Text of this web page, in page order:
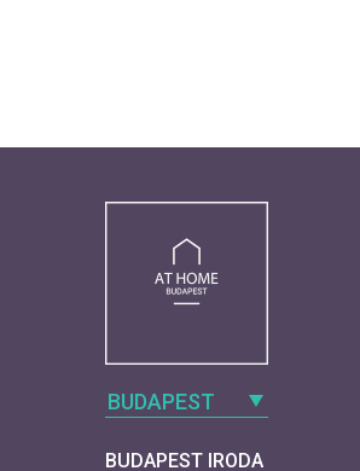
BUDAPEST
BUDAPEST IRODA